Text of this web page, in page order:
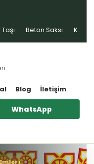
Beton Saksı Kablo
Blog İletişim
WhatsApp